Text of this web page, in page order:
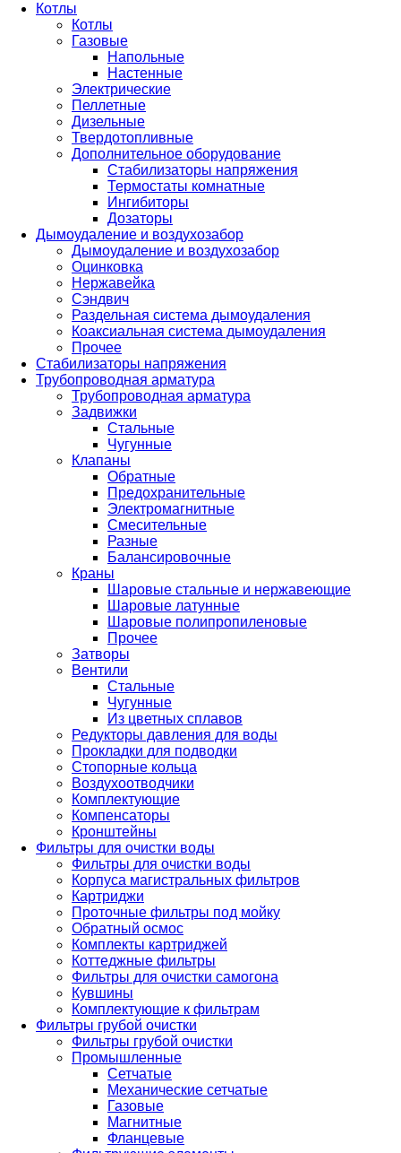
Котлы
Котлы
Газовые
Напольные
Настенные
Электрические
Пеллетные
Дизельные
Твердотопливные
Дополнительное оборудование
Стабилизаторы напряжения
Термостаты комнатные
Ингибиторы
Дозаторы
Дымоудаление и воздухозабор
Дымоудаление и воздухозабор
Оцинковка
Нержавейка
Сэндвич
Раздельная система дымоудаления
Коаксиальная система дымоудаления
Прочее
Стабилизаторы напряжения
Трубопроводная арматура
Трубопроводная арматура
Задвижки
Стальные
Чугунные
Клапаны
Обратные
Предохранительные
Электромагнитные
Смесительные
Разные
Балансировочные
Краны
Шаровые стальные и нержавеющие
Шаровые латунные
Шаровые полипропиленовые
Прочее
Затворы
Вентили
Стальные
Чугунные
Из цветных сплавов
Редукторы давления для воды
Прокладки для подводки
Стопорные кольца
Воздухоотводчики
Комплектующие
Компенсаторы
Кронштейны
Фильтры для очистки воды
Фильтры для очистки воды
Корпуса магистральных фильтров
Картриджи
Проточные фильтры под мойку
Обратный осмос
Комплекты картриджей
Коттеджные фильтры
Фильтры для очистки самогона
Кувшины
Комплектующие к фильтрам
Фильтры грубой очистки
Фильтры грубой очистки
Промышленные
Сетчатые
Механические сетчатые
Газовые
Магнитные
Фланцевые